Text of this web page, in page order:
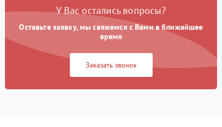
У Вас остались вопросы?
Оставьте заявку, мы свяжемся с Вами в ближайшее
время
Заказать звонок